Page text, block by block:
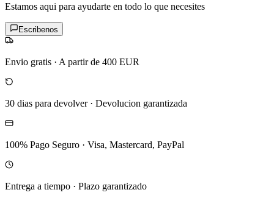
Estamos aqui para ayudarte en todo lo que necesites
Escribenos
Envio gratis · A partir de 400 EUR
30 dias para devolver· Devolucion garantizada
100% Pago Seguro · Visa, Mastercard, PayPal
Entrega a tiempo · Plazo garantizado